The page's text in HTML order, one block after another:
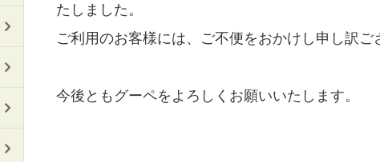
たしました。
ご利用のお客様には、ご不便をおかけし申し訳ご
今後ともグーペをよろしくお願いいたします。